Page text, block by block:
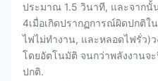
ประมาณ 1.5 วินาที, และจากนั้
4เมื่อเกิดปรากฏการณ์ผิดปกติใ
ไฟไม่ทํางาน, และหลอดไฟรั่ว)
โดยอัตโนมัติ จนกว่าพลังงานจ
ปกติ.